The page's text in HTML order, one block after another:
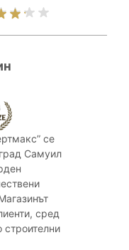
се
Самуил
сред
строителни